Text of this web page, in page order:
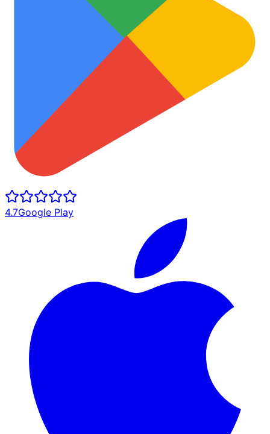
4.7Google Play